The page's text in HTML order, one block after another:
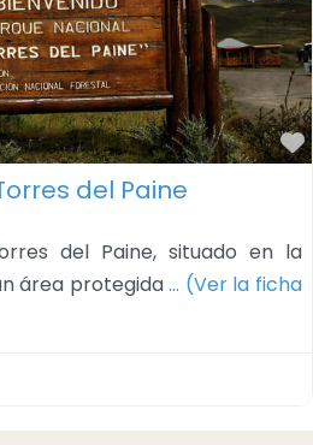
del Paine
del Paine, situado en la
área protegida… (Ver la ficha